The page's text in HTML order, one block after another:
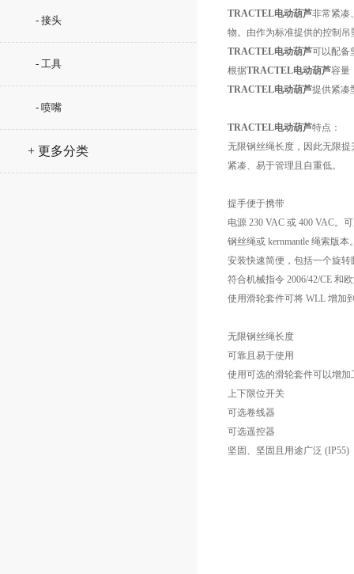
- 接头
- 工具
- 喷嘴
+ 更多分类
TRACTEL电动葫芦非常紧凑
物。由作为标准提供的控制吊
TRACTEL电动葫芦可以配备
根据TRACTEL电动葫芦容量
TRACTEL电动葫芦提供紧凑
TRACTEL电动葫芦特点：
无限钢丝绳长度，因此无限提
紧凑、易于管理且自重低。
提手便于携带
电源 230 VAC 或 400 VAC。
钢丝绳或 kernmantle 绳索版本
安装快速简便，包括一个旋转
符合机械指令 2006/42/CE 和
使用滑轮套件可将 WLL 增加
无限钢丝绳长度
可靠且易于使用
使用可选的滑轮套件可以增加
上下限位开关
可选卷线器
可选遥控器
坚固、坚固且用途广泛 (IP55)